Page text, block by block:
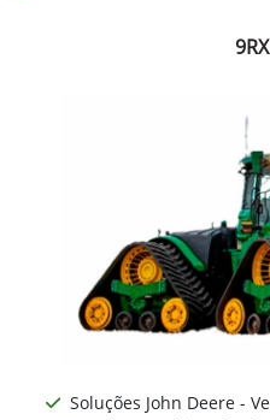
Soluções John Deere -